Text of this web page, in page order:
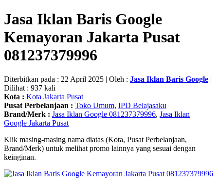
Jasa Iklan Baris Google
Kemayoran Jakarta Pusat
081237379996
Diterbitkan pada : 22 April 2025 | Oleh : Jasa Iklan Baris Google |
Dilihat : 937 kali
Kota : Kota Jakarta Pusat
Pusat Perbelanjaan : Toko Umum, IPD Belajasaku
Brand/Merk : Jasa Iklan Google 081237379996, Jasa Iklan
Google Jakarta Pusat
Klik masing-masing nama diatas (Kota, Pusat Perbelanjaan,
Brand/Merk) untuk melihat promo lainnya yang sesuai dengan
keinginan.